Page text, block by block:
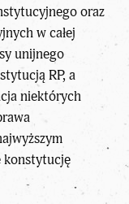
oraz
w całej
unijnego
RP, a
niektórych
konstytucję